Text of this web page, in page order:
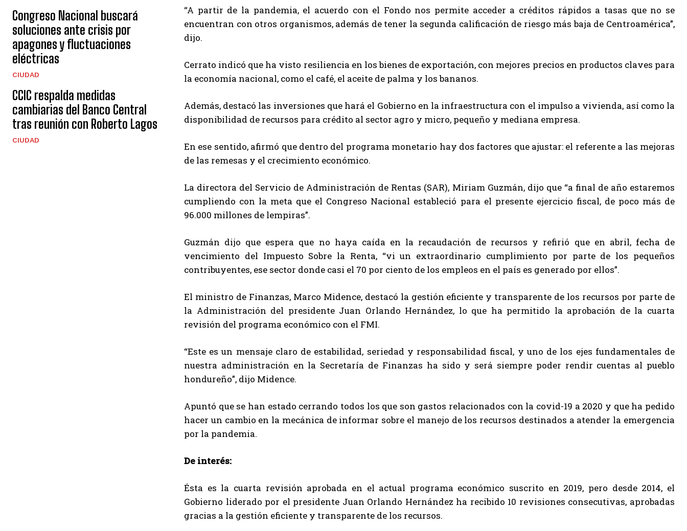
Congreso Nacional buscará
soluciones ante crisis por
apagones y fluctuaciones
eléctricas
CIUDAD
CCIC respalda medidas
cambiarias del Banco Central
tras reunión con Roberto Lagos
CIUDAD
“A partir de la pandemia, el acuerdo con el Fondo nos permite acceder a créditos rápidos a tasas que no se
encuentran con otros organismos, además de tener la segunda calificación de riesgo más baja de Centroamérica”,
dijo.
Cerrato indicó que ha visto resiliencia en los bienes de exportación, con mejores precios en productos claves para
la economía nacional, como el café, el aceite de palma y los bananos.
Además, destacó las inversiones que hará el Gobierno en la infraestructura con el impulso a vivienda, así como la
disponibilidad de recursos para crédito al sector agro y micro, pequeño y mediana empresa.
En ese sentido, afirmó que dentro del programa monetario hay dos factores que ajustar: el referente a las mejoras
de las remesas y el crecimiento económico.
La directora del Servicio de Administración de Rentas (SAR), Miriam Guzmán, dijo que “a final de año estaremos
cumpliendo con la meta que el Congreso Nacional estableció para el presente ejercicio fiscal, de poco más de
96.000 millones de lempiras”.
Guzmán dijo que espera que no haya caída en la recaudación de recursos y refirió que en abril, fecha de
vencimiento del Impuesto Sobre la Renta, “vi un extraordinario cumplimiento por parte de los pequeños
contribuyentes, ese sector donde casi el 70 por ciento de los empleos en el país es generado por ellos”.
El ministro de Finanzas, Marco Midence, destacó la gestión eficiente y transparente de los recursos por parte de
la Administración del presidente Juan Orlando Hernández, lo que ha permitido la aprobación de la cuarta
revisión del programa económico con el FMI.
“Este es un mensaje claro de estabilidad, seriedad y responsabilidad fiscal, y uno de los ejes fundamentales de
nuestra administración en la Secretaría de Finanzas ha sido y será siempre poder rendir cuentas al pueblo
hondureño”, dijo Midence.
Apuntó que se han estado cerrando todos los que son gastos relacionados con la covid-19 a 2020 y que ha pedido
hacer un cambio en la mecánica de informar sobre el manejo de los recursos destinados a atender la emergencia
por la pandemia.
De interés:
Ésta es la cuarta revisión aprobada en el actual programa económico suscrito en 2019, pero desde 2014, el
Gobierno liderado por el presidente Juan Orlando Hernández ha recibido 10 revisiones consecutivas, aprobadas
gracias a la gestión eficiente y transparente de los recursos.